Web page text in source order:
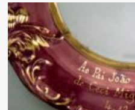
De
Merity
a
Duque
de
Caxias
–
um
encontro